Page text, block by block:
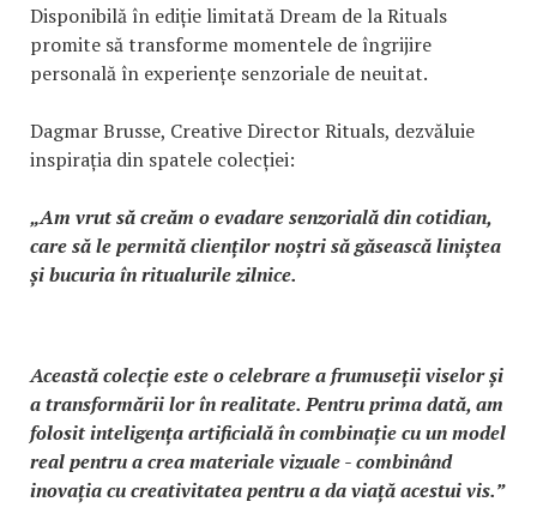
Disponibilă în ediție limitată Dream de la Rituals
promite să transforme momentele de îngrijire
personală în experiențe senzoriale de neuitat.
Dagmar Brusse, Creative Director Rituals, dezvăluie
inspirația din spatele colecției:
„Am vrut să creăm o evadare senzorială din cotidian,
care să le permită clienților noștri să găsească liniștea
și bucuria în ritualurile zilnice.
Această colecție este o celebrare a frumuseții viselor și
a transformării lor în realitate. Pentru prima dată, am
folosit inteligența artificială în combinație cu un model
real pentru a crea materiale vizuale - combinând
inovația cu creativitatea pentru a da viață acestui vis.”